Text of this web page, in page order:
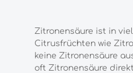
Zitronensäure ist in
Citrusfrüchten wie
keine Zitronensäure
oft Zitronensäure